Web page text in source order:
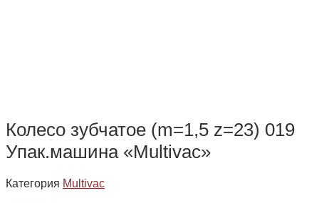
Колесо зубчатое (m=1,5 z=23) 019
Упак.машина «Multivac»
Категория Multivac